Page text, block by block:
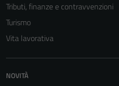
Tributi, finanze e contravvenzioni
Turismo
Vita lavorativa
NOVITÀ